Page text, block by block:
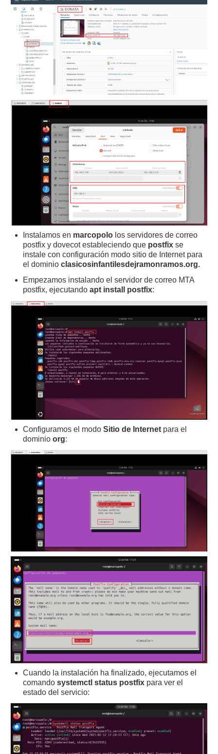
Instalamos en marcopolo los servidores de correo
postfix y dovecot estableciendo que postfix se
instale con configuración modo sitio de Internet para
el dominioclasicosinfantilesdejramonramos.org.
Empezamos instalando el servidor de correo MTA
postfix, ejecutandoapt install postfix:
Configuramos el modoSitio de Internet para el
dominioorg:
Cuando la instalación ha finalizado, ejecutamos el
comandosystemctl status postfix para ver el
estado del servicio: